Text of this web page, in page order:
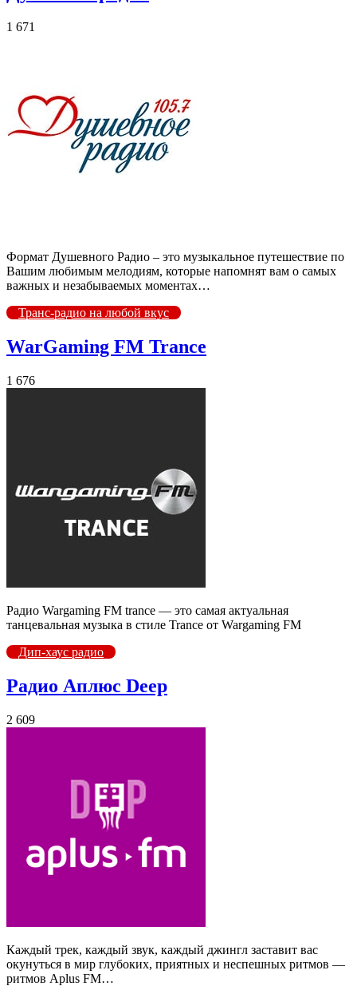
1 671
Формат Душевного Радио – это музыкальное путешествие по
Вашим любимым мелодиям, которые напомнят вам о самых
важных и незабываемых моментах…
Транс-радио на любой вкус
WarGaming FM Trance
1 676
Радио Wargaming FM trance — это самая актуальная
танцевальная музыка в стиле Trance от Wargaming FM
Дип-хаус радио
Радио Аплюс Deep
2 609
Каждый трек, каждый звук, каждый джингл заставит вас
окунуться в мир глубоких, приятных и неспешных ритмов —
ритмов Aplus FM…